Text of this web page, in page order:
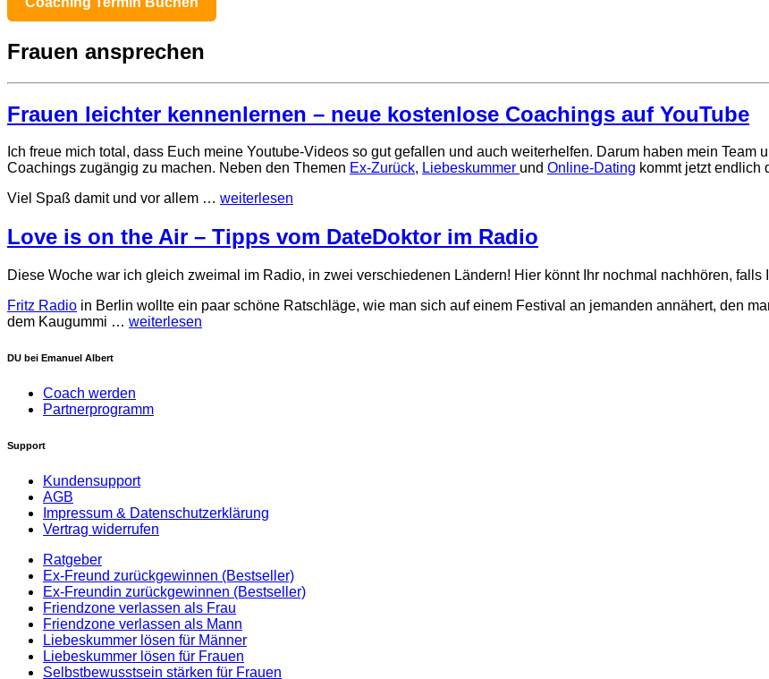
Frauen ansprechen
Frauen leichter kennenlernen – neue kostenlose Coachings auf YouTube
Ich freue mich total, dass Euch meine Youtube-Videos so gut gefallen und auch weiterhelfen. Darum haben mein
Coachings zugängig zu machen. Neben den Themen Ex-Zurück, Liebeskummer und Online-Dating kommt jetzt endlich
Viel Spaß damit und vor allem … weiterlesen
Love is on the Air – Tipps vom DateDoktor im Radio
Diese Woche war ich gleich zweimal im Radio, in zwei verschiedenen Ländern! Hier könnt Ihr nochmal nachhören, falls
Fritz Radio in Berlin wollte ein paar schöne Ratschläge, wie man sich auf einem Festival an jemanden annähert, den
dem Kaugummi … weiterlesen
DU bei Emanuel Albert
Coach werden
Partnerprogramm
Support
Kundensupport
AGB
Impressum & Datenschutzerklärung
Vertrag widerrufen
Ratgeber
Ex-Freund zurückgewinnen (Bestseller)
Ex-Freundin zurückgewinnen (Bestseller)
Friendzone verlassen als Frau
Friendzone verlassen als Mann
Liebeskummer lösen für Männer
Liebeskummer lösen für Frauen
Selbstbewusstsein stärken für Frauen